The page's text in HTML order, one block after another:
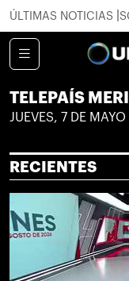
ÚLTIMAS NOTICIAS
TELEPAÍS
JUEVES, 7 DE
RECIENTES